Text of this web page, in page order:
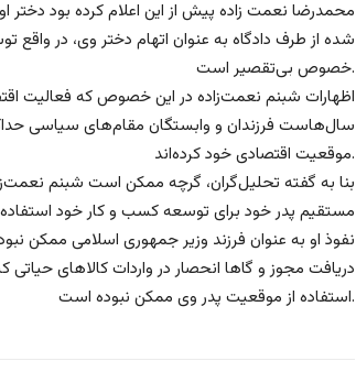
محمدرضا نعمت زاده پیش از این اعلام کرده بود
شده از طرف دادگاه به عنوان اتهام دختر وی، در
خصوص بی‌تقصیر است.
اظهارات شبنم نعمت‌زاده در این خصوص که فعالیت
سال‌‌هاست فرزندان و وابستگان مقام‌های سیاسی
موقعیت اقتصادی خود کرده‌اند.
بنا به گفته تحلیل‌گران، گرچه ممکن است شبنم
مستقیم پدر خود برای توسعه کسب و کار خود استفاده
نفوذ او به عنوان فرزند وزیر جمهوری اسلامی ممکن
دریافت مجوز و گاها انحصار در واردات کالاهای
استفاده از موقعیت پدر وی ممکن نبوده است.